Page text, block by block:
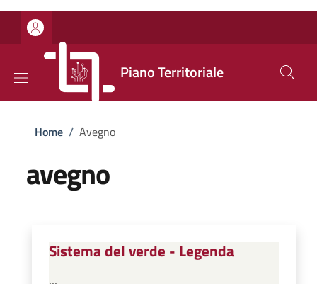
Salta al contenuto principale
Skip to footer content
Piano Territoriale
Briciole di pane
Home / Avegno
avegno
Sistema del verde - Legenda
...